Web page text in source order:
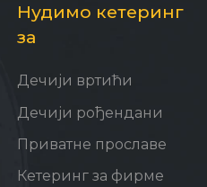
Нудимо кетеринг
за
Дечији вртићи
Дечији рођендани
Приватне прославе
Кетеринг за фирме